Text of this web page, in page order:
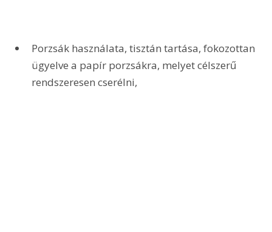
Porzsák használata, tisztán tartása, fokozottan
ügyelve a papír porzsákra, melyet célszerű
rendszeresen cserélni,